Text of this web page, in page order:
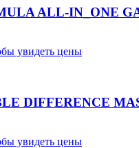
ALL-IN_ONE
увидеть цены
DIFFERENCE
увидеть цены